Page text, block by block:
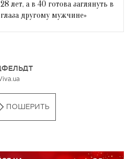
28 лет, а в 40 готова заглянуть в
глаза другому мужчине»
ПОШЕРИТЬ